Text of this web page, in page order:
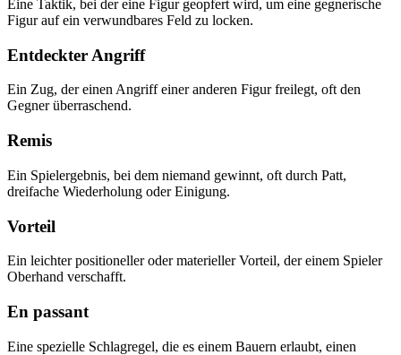
Eine Taktik, bei der eine Figur geopfert wird, um eine gegnerische
Figur auf ein verwundbares Feld zu locken.
Entdeckter Angriff
Ein Zug, der einen Angriff einer anderen Figur freilegt, oft den
Gegner überraschend.
Remis
Ein Spielergebnis, bei dem niemand gewinnt, oft durch Patt,
dreifache Wiederholung oder Einigung.
Vorteil
Ein leichter positioneller oder materieller Vorteil, der einem Spieler
Oberhand verschafft.
En passant
Eine spezielle Schlagregel, die es einem Bauern erlaubt, einen